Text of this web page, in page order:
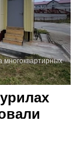
многоквартирных